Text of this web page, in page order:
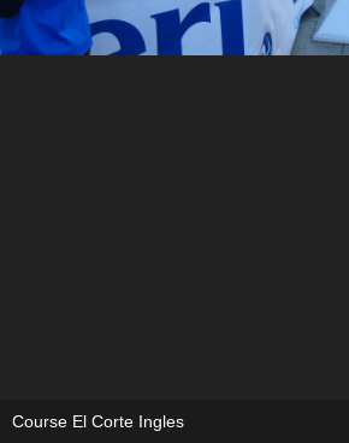
Course El Corte Ingles